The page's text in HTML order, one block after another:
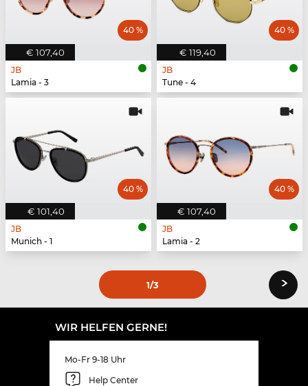
€ 107,40
40 %
JB
Lamia - 3
€ 119,40
40 %
JB
Tune - 4
€ 101,40
40 %
JB
Munich - 1
€ 107,40
40 %
JB
Lamia - 2
1/3 ›
WIR HELFEN GERNE!
Mo-Fr 9-18 Uhr
Help Center